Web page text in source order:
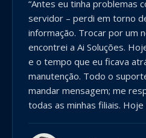
“Antes eu tinha problemas
servidor – perdi em torno
informação. Trocar por um
encontrei a Ai Soluções.
e o tempo que eu ficava
manutenção. Todo o
mandar mensagem; me
todas as minhas filiais. Hoje